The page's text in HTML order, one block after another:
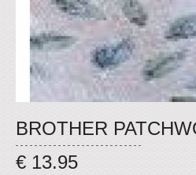
BROTHER
€ 13.95